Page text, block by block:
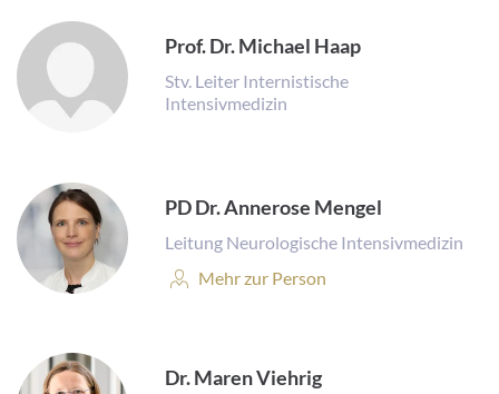
Prof. Dr. Michael Haap
Stv. Leiter Internistische
Intensivmedizin
PD Dr. Annerose Mengel
Leitung Neurologische Intensivmedizin
Personenprofil:
Mehr zur Person
Dr. Maren Viehrig